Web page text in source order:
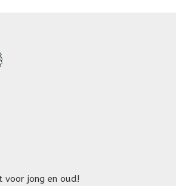
voor jong en oud!